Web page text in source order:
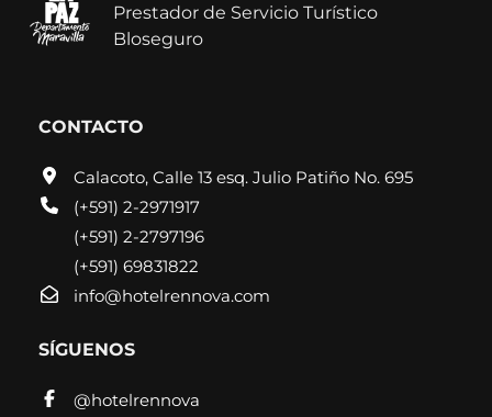
Prestador de Servicio Turístico
Bloseguro
CONTACTO
Calacoto, Calle 13 esq. Julio Patiño No. 695
(+591) 2-2971917
(+591) 2-2797196
(+591) 69831822
info@hotelrennova.com
SÍGUENOS
@hotelrennova